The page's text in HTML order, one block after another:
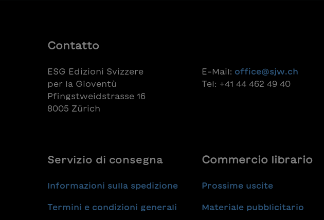
Contatto
ESG Edizioni Svizzere
per la Gioventù
Pfingstweidstrasse 16
8005 Zürich
E-Mail: office@sjw.ch
Tel: +41 44 462 49 40
Servizio di consegna
Informazioni sulla spedizione
Termini e condizioni generali
Commercio librario
Prossime uscite
Materiale pubblicitario